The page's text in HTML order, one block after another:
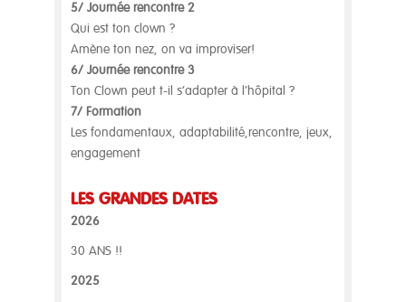
5/ Journée rencontre 2
Qui est ton clown ?
Amène ton nez, on va improviser!
6/ Journée rencontre 3
Ton Clown peut t-il s’adapter à l’hôpital ?
7/ Formation
Les fondamentaux, adaptabilité,rencontre, jeux,
engagement
LES GRANDES DATES
2026
30 ANS !!
2025